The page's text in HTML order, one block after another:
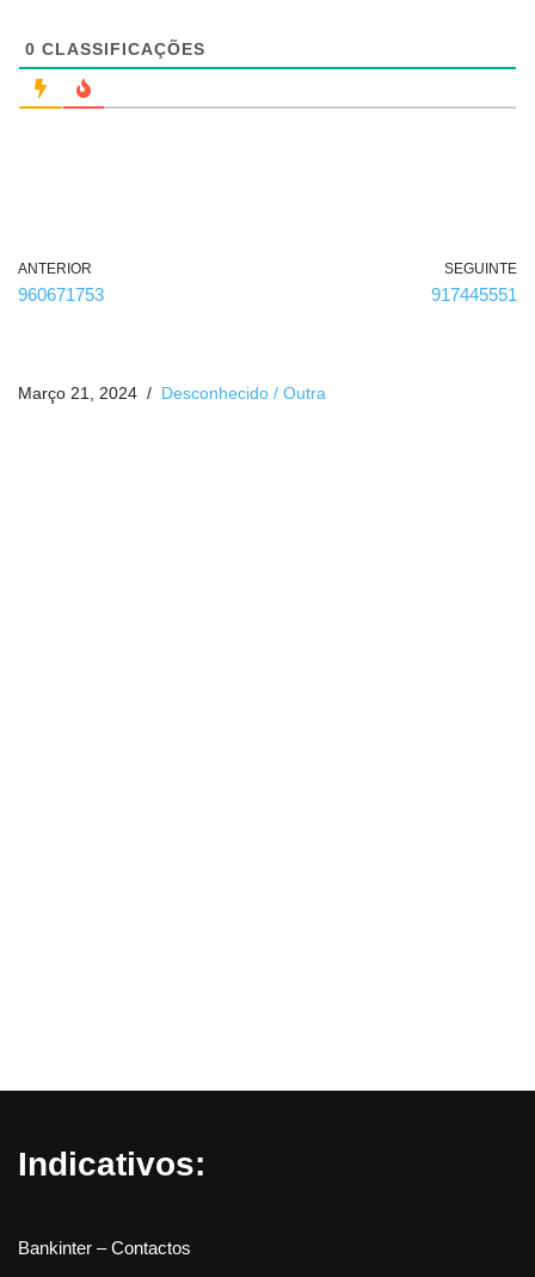
a
ó
0 CLASSIFICAÇÕES
ANTERIOR
960671753
SEGUINTE
917445551
Março 21, 2024 Desconhecido / Outra
Indicativos:
Bankinter – Contactos